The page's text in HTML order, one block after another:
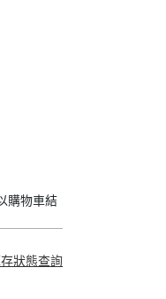
購物車結
狀態查詢